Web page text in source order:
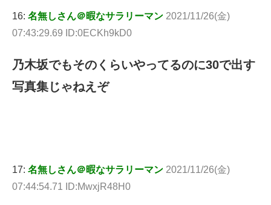
16: 名無しさん＠暇なサラリーマン 2021/11/26(金)
07:43:29.69 ID:0ECKh9kD0
乃木坂でもそのくらいやってるのに30で出す
写真集じゃねえぞ
17: 名無しさん＠暇なサラリーマン 2021/11/26(金)
07:44:54.71 ID:MwxjR48H0